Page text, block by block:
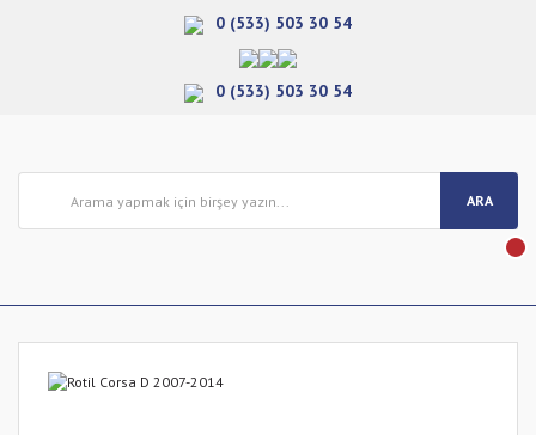
0 (533) 503 30 54
0 (533) 503 30 54
ARA